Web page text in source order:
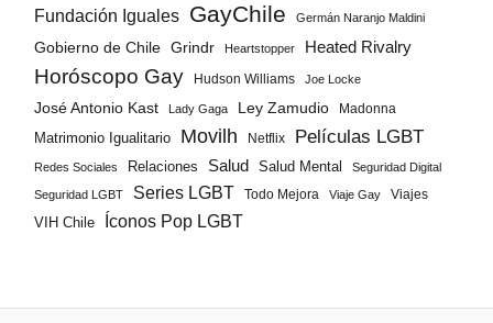
Fundación Iguales GayChile Germán Naranjo Maldini
Gobierno de Chile Grindr Heartstopper Heated Rivalry
Horóscopo Gay Hudson Williams Joe Locke
José Antonio Kast Lady Gaga Ley Zamudio Madonna
Matrimonio Igualitario Movilh Netflix Películas LGBT
Redes Sociales Relaciones Salud Salud Mental Seguridad Digital
Seguridad LGBT Series LGBT Todo Mejora Viaje Gay
Viajes
VIH Chile
Íconos Pop LGBT